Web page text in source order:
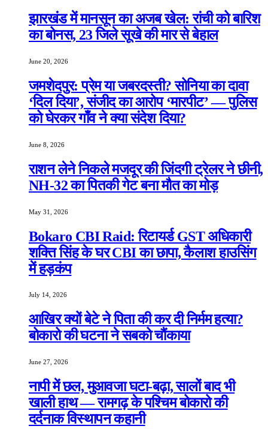
झारखंड में मानसून का अजब खेल: रांची को बारिश
का बोनस, 23 जिले सूखे की मार से बेहाल
June 20, 2026
जमशेदपुर: प्रेम या जबरदस्ती? सोनिया का दावा
‘दिल दिया’, संजीद का आरोप ‘मारपीट’ — पुलिस
को घेरकर गाँव ने क्या संदेश दिया?
June 8, 2026
राशन लेने निकले मजदूर की जिंदगी ट्रेलर ने छीनी,
NH-32 का पितकी गेट बना मौत का मोड़
May 31, 2026
Bokaro CBI Raid: रिटायर्ड GST अधिकारी
शक्ति सिंह के घर CBI का छापा, कैलाश हाउसिंग
में हड़कंप
July 14, 2026
आखिर क्यों बेटे ने पिता की कर दी निर्मम हत्या?
बोकारो की घटना ने सबको चौंकाया
June 27, 2026
नापी में छल, मुआवजा घटा-बढ़ा, सालों बाद भी
खाली हाथ — रामगढ़ के पश्चिम बोकारो की
दर्दनाक विस्थापन कहानी